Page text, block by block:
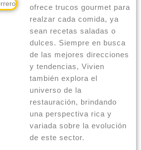
ofrece trucos gourmet para
realzar cada comida, ya
sean recetas saladas o
dulces. Siempre en busca
de las mejores direcciones
y tendencias, Vivien
también explora el
universo de la
restauración, brindando
una perspectiva rica y
variada sobre la evolución
de este sector.